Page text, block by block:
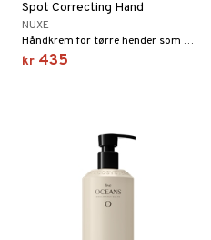
Spot Correcting Hand
NUXE
Håndkrem for tørre hender som motvirker pigmentflekker, fra Nuxe
kr 435